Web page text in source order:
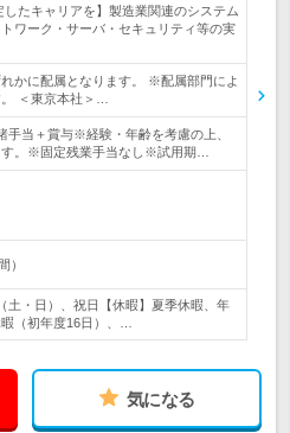
したキャリアを】製造業関連のシステム
ワーク・サーバ・セキュリティ等の実
かに配属となります。 ※配属部門によ
＜東京本社＞…
手当＋賞与※経験・年齢を考慮の上、
す。※固定残業手当なし※試用期…
）
土・日）、祝日【休暇】夏季休暇、年
（初年度16日）、…
気になる